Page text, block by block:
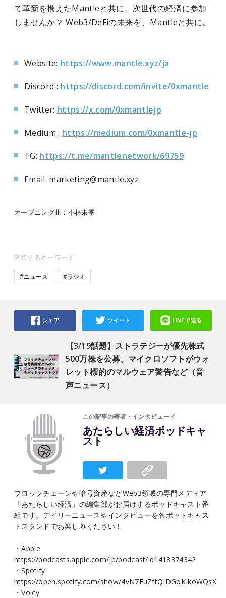
て革新を携えたMantleと共に、次世代の経済に参加
しませんか？ Web3/DeFiの未来を、Mantleと共に。
Website: https://www.mantle.xyz/ja
Discord : https://discord.com/invite/0xmantle
Twitter: https://x.com/0xmantlejp
Medium : https://medium.com/0xmantle-jp
TG: https://t.me/mantlenetwork/69759
Email: marketing@mantle.xyz
オープニング曲：小林未季
関連するキーワード
#ニュース #ラジオ
【3/19話題】ストラテジーが優先株式
500万株を公募、マイクロソフトがウォ
レット標的のマルウェア警告など（音
声ニュース）
シェア ツイート LINEで送る
この記事の著者・インタビューイ
あたらしい経済ポッドキャ
スト
ブロックチェーンや暗号資産などWeb3領域の専門メディア
「あたらしい経済」の編集部がお届けするポッドキャスト番
組です。デイリーニュースやインタビューを各ポットキャス
トスタンドでお楽しみください！
・Apple
https://podcasts.apple.com/jp/podcast/id1418374342
・Spotify
https://open.spotify.com/show/4vN7EuZftQIDGoKIkoWQsX
・Voicy